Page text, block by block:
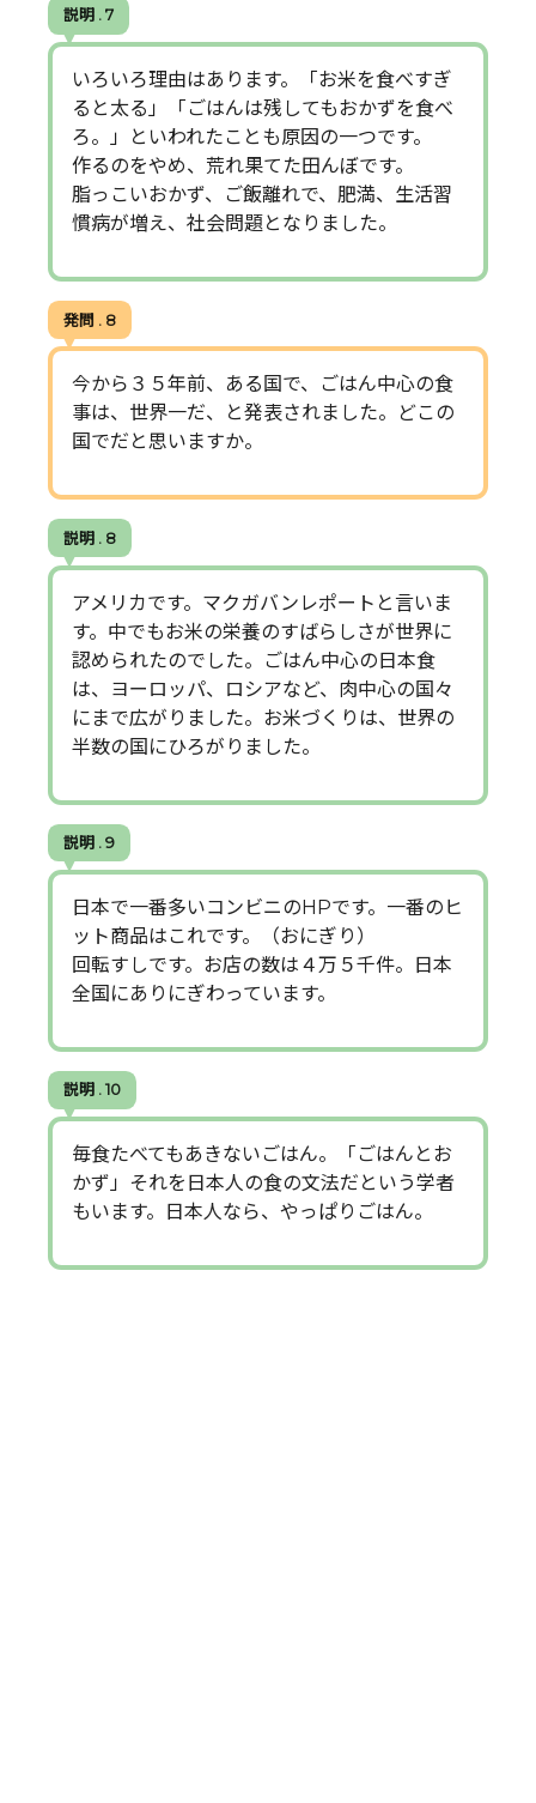
説明 . 7
いろいろ理由はあります。「お米を食べすぎ
ると太る」「ごはんは残してもおかずを食べ
ろ。」といわれたことも原因の一つです。
作るのをやめ、荒れ果てた田んぼです。
脂っこいおかず、ご飯離れで、肥満、生活習
慣病が増え、社会問題となりました。
発問 . 8
今から３５年前、ある国で、ごはん中心の食
事は、世界一だ、と発表されました。どこの
国でだと思いますか。
説明 . 8
アメリカです。マクガバンレポートと言いま
す。中でもお米の栄養のすばらしさが世界に
認められたのでした。ごはん中心の日本食
は、ヨーロッパ、ロシアなど、肉中心の国々
にまで広がりました。お米づくりは、世界の
半数の国にひろがりました。
説明 . 9
日本で一番多いコンビニのHPです。一番のヒ
ット商品はこれです。（おにぎり）
回転すしです。お店の数は４万５千件。日本
全国にありにぎわっています。
説明 . 10
毎食たべてもあきないごはん。「ごはんとお
かず」それを日本人の食の文法だという学者
もいます。日本人なら、やっぱりごはん。